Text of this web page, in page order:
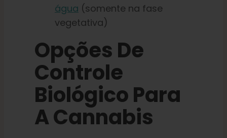
água (somente na fase
vegetativa)
Opções De
Controle
Biológico Para
A Cannabis